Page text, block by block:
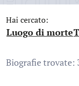
Hai cercato:
Luogo di morte
:
Biografie trovate: